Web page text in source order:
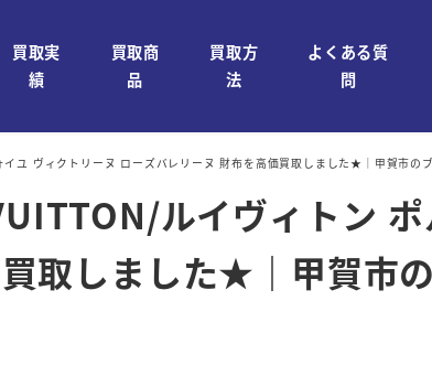
買取実
績
買取商
品
買取方
法
よくある質
問
ユ ヴィクトリーヌ ローズバレリーヌ 財布を高価買取しました★｜甲賀市の
ルイヴィトン
取しました★｜甲賀市